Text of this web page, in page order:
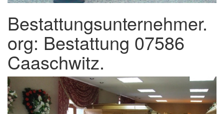
Bestattungsunternehmer.
org: Bestattung 07586
Caaschwitz.